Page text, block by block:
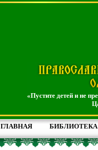
«Пустите детей и не
ГЛАВНАЯ БИБЛИОТЕКА